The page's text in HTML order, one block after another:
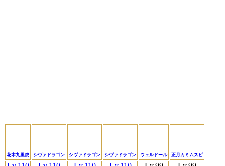
花木九里虎 シヴァドラゴン シヴァドラゴン シヴァドラゴン ウェルドール 正月カミムスビ